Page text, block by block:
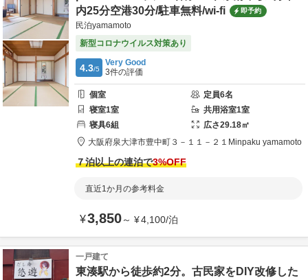
内25分空港30分/駐車無料/wi-fi
即予約
民泊yamamoto
新型コロナウイルス対策あり
4.3/5
Very Good
3件の評価
個室 定員6名
寝室1室 共用浴室1室
寝具6組 広さ29.18㎡
大阪府泉大津市豊中町３－１１－２１ Minpaku yamamoto
７泊以上の連泊で3%OFF
直近1か月の参考料金
¥3,850～ ¥4,100/泊
一戸建て
東湊駅から徒歩約2分。古民家をDIY改修した